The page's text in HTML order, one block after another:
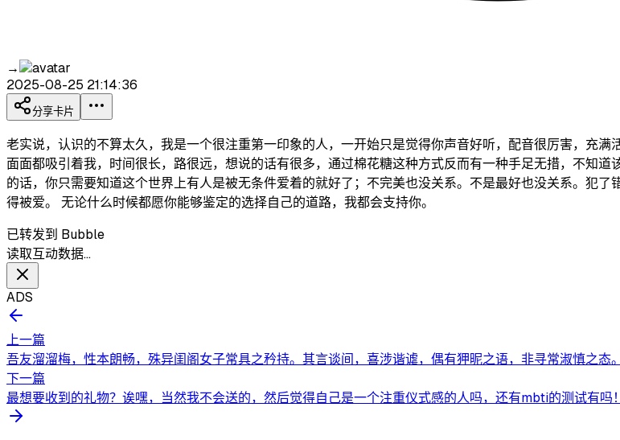
→
2025-08-25 21:14:36
分享卡片
老实说，认识的不算太久，我是一个很注重第一印象的人，一开始只是觉得你声音好听，配音很厉害，充
面面都吸引着我，时间很长，路很远，想说的话有很多，通过棉花糖这种方式反而有一种手足无措，不知
的话，你只需要知道这个世界上有人是被无条件爱着的就好了；不完美也没关系。不是最好也没关系。犯
得被爱。 无论什么时候都愿你能够鉴定的选择自己的道路，我都会支持你。
已转发到 Bubble
读取互动数据…
ADS
上一篇
吾友溜溜梅，性本朗畅，殊异闺阁女子常具之矜持。其言谈间，喜涉谐谑，偶有狎昵之语，非寻常淑慎之态
下一篇
最想要收到的礼物？诶嘿，当然我不会送的，然后觉得自己是一个注重仪式感的人吗，还有mbti的测试有吗